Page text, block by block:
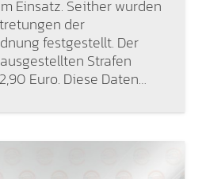
Einsatz. Seither wurden
der
festgestellt. Der
Strafen
Euro. Diese Daten…